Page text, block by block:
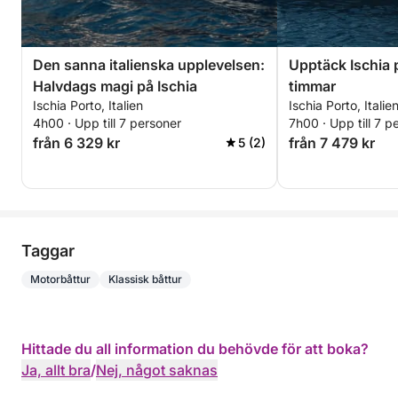
Den sanna italienska upplevelsen:
Halvdags magi på Ischia
Ischia Porto, Italien
4h00 · Upp till 7 personer
från 6 329 kr 5 (2)
Upptäck Ischia
timmar
Ischia Porto, Italien
7h00 · Upp till 7
från 7 479 kr
Taggar
Motorbåttur Klassisk båttur
Hittade du all information du behövde för att boka?
Ja, allt bra/Nej, något saknas